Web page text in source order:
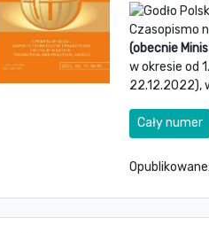
Czasopismo
(obecnie
w okresie od
22.12.2022),
Cały numer
Opublikowane: